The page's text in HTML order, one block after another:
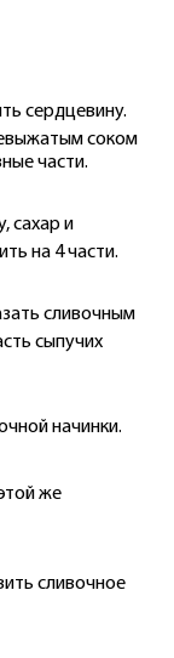
сердцевину.
соком
части.
сахар и
на 4 части.
сливочным
сыпучих
начинки.
же
сливочное